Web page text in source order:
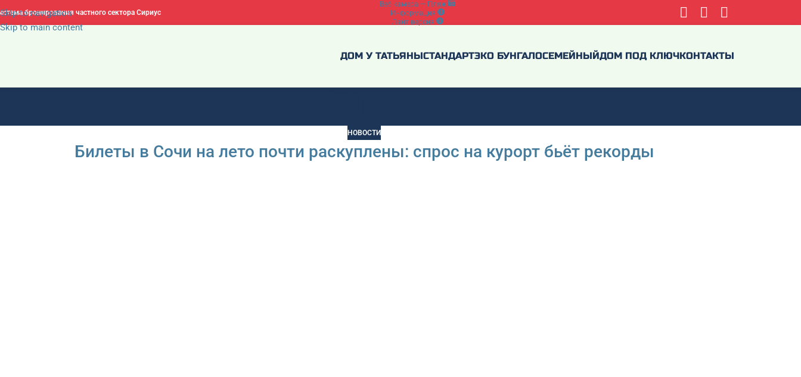
Skip to navigation
Skip to main content
бронирования частного сектора Сириус
Веб камера — Пляж
Информация
Лайт версия
ДОМ У ТАТЬЯНЫСТАНДАРТЭКО БУНГАЛОСЕМЕЙНЫЙДОМ ПОД КЛЮЧКОНТАКТЫ
НОВОСТИ
Билеты в Сочи на лето почти раскуплены: спрос на курорт бьёт рекорды